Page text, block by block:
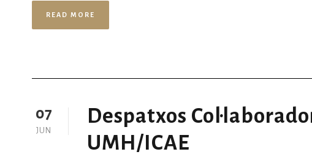
READ MORE
07
JUN
Despatxos
UMH/ICAE